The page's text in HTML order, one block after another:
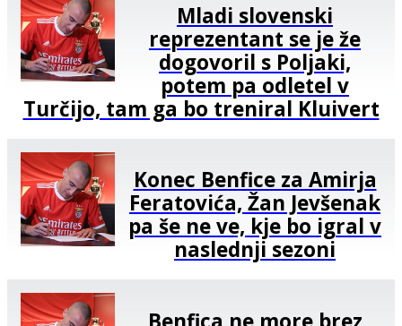
Mladi slovenski
reprezentant se je že
dogovoril s Poljaki,
potem pa odletel v
Turčijo, tam ga bo treniral Kluivert
Konec Benfice za Amirja
Feratovića, Žan Jevšenak
pa še ne ve, kje bo igral v
naslednji sezoni